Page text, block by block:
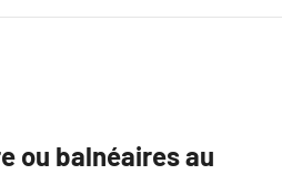
ou balnéaires au